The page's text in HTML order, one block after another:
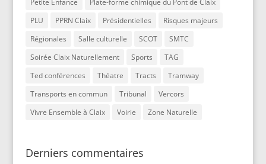
Petite Enfance
Plate-forme chimique du Pont de Claix
PLU
PPRN Claix Présidentielles
Risques majeurs
Régionales
Salle culturelle SCOT
SMTC
Soirée Claix Naturellement
Sports
TAG
Ted conférences
Théatre Tracts
Tramway
Transports en commun
Tribunal
Vercors
Vivre Ensemble à Claix
Voirie Zone Naturelle
Derniers commentaires